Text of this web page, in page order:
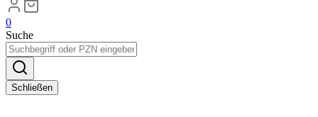
0
Suche
Schließen